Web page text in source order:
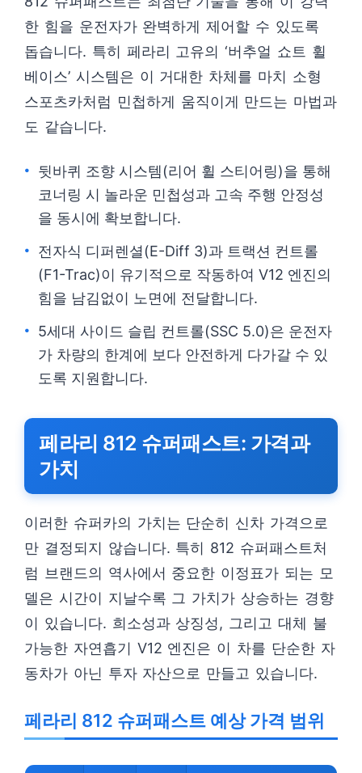
한 힘을 운전자가 완벽하게 제어할 수 있도록
돕습니다. 특히 페라리 고유의 ‘버추얼 쇼트 휠
베이스’ 시스템은 이 거대한 차체를 마치 소형
스포츠카처럼 민첩하게 움직이게 만드는 마법과
도 같습니다.
뒷바퀴 조향 시스템(리어 휠 스티어링)을 통해
코너링 시 놀라운 민첩성과 고속 주행 안정성
을 동시에 확보합니다.
전자식 디퍼렌셜(E-Diff 3)과 트랙션 컨트롤
(F1-Trac)이 유기적으로 작동하여 V12 엔진의
힘을 남김없이 노면에 전달합니다.
5세대 사이드 슬립 컨트롤(SSC 5.0)은 운전자
가 차량의 한계에 보다 안전하게 다가갈 수 있
도록 지원합니다.
페라리 812 슈퍼패스트: 가격과
가치
이러한 슈퍼카의 가치는 단순히 신차 가격으로
만 결정되지 않습니다. 특히 812 슈퍼패스트처
럼 브랜드의 역사에서 중요한 이정표가 되는 모
델은 시간이 지날수록 그 가치가 상승하는 경향
이 있습니다. 희소성과 상징성, 그리고 대체 불
가능한 자연흡기 V12 엔진은 이 차를 단순한 자
동차가 아닌 투자 자산으로 만들고 있습니다.
페라리 812 슈퍼패스트 예상 가격 범위